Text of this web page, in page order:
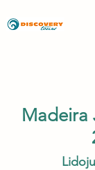
Madeira